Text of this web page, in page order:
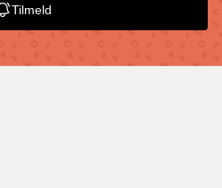
Tilmeld